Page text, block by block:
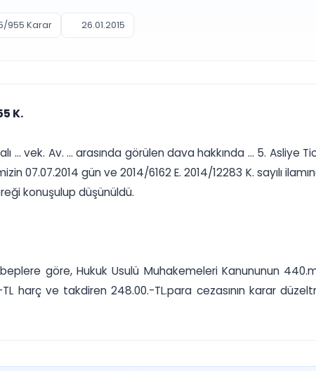
955 Karar 26.01.2015
K.
... vek. Av. ... arasında görülen dava hakkında ... 5.
07.07.2014 gün ve 2014/6162 E. 2014/12283 K. sayılı
konuşulup düşünüldü.
göre, Hukuk Usulü Muhakemeleri Kanununun
harç ve takdiren 248.00.-TL.para cezasının karar